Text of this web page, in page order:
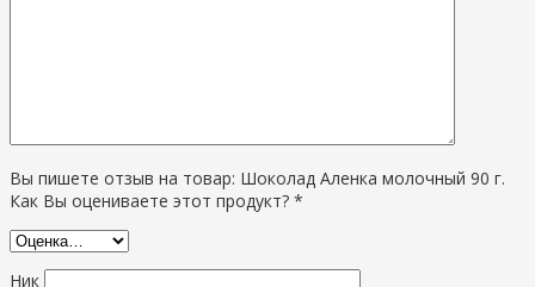
Вы пишете отзыв на товар: Шоколад Аленка молочный 90 г.
Как Вы оцениваете этот продукт? *
Ник